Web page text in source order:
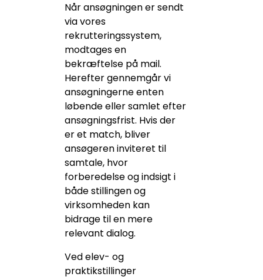
Når ansøgningen er sendt
via vores
rekrutteringssystem,
modtages en
bekræftelse på mail.
Herefter gennemgår vi
ansøgningerne enten
løbende eller samlet efter
ansøgningsfrist. Hvis der
er et match, bliver
ansøgeren inviteret til
samtale, hvor
forberedelse og indsigt i
både stillingen og
virksomheden kan
bidrage til en mere
relevant dialog.
Ved elev- og
praktikstillinger